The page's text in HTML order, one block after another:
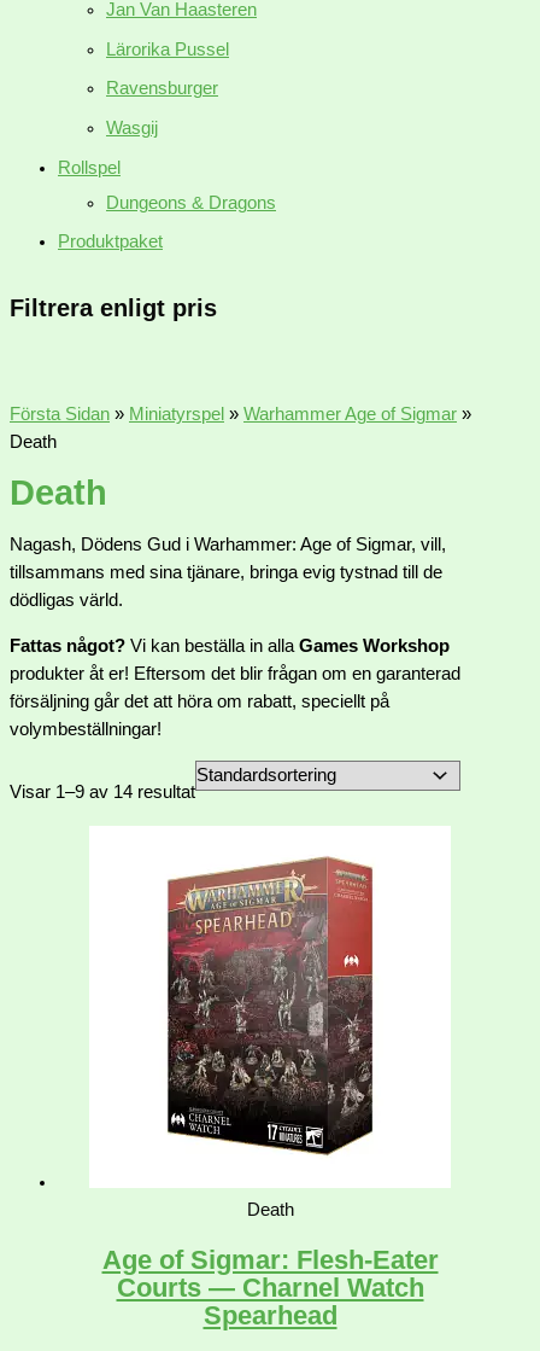
Jan Van Haasteren
Lärorika Pussel
Ravensburger
Wasgij
Rollspel
Dungeons & Dragons
Produktpaket
Filtrera enligt pris
Första Sidan » Miniatyrspel » Warhammer Age of Sigmar »
Death
Death
Nagash, Dödens Gud i Warhammer: Age of Sigmar, vill,
tillsammans med sina tjänare, bringa evig tystnad till de
dödligas värld.
Fattas något? Vi kan beställa in alla Games Workshop
produkter åt er! Eftersom det blir frågan om en garanterad
försäljning går det att höra om rabatt, speciellt på
volymbeställningar!
Visar 1–9 av 14 resultat
Death
Age of Sigmar: Flesh-Eater
Courts — Charnel Watch
Spearhead